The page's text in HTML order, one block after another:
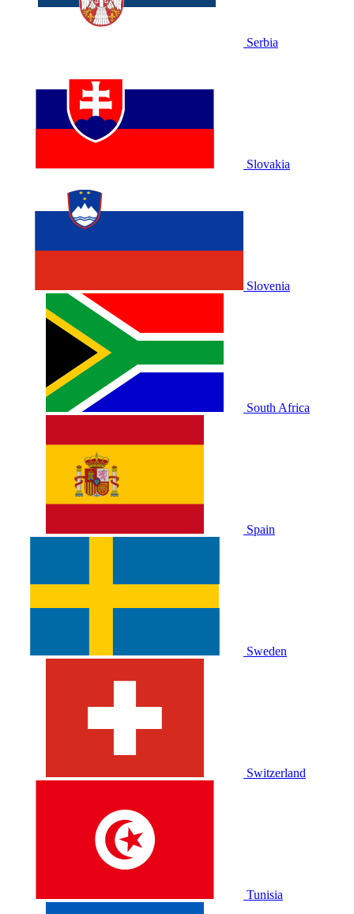
Serbia
Slovakia
Slovenia
South Africa
Spain
Sweden
Switzerland
Tunisia